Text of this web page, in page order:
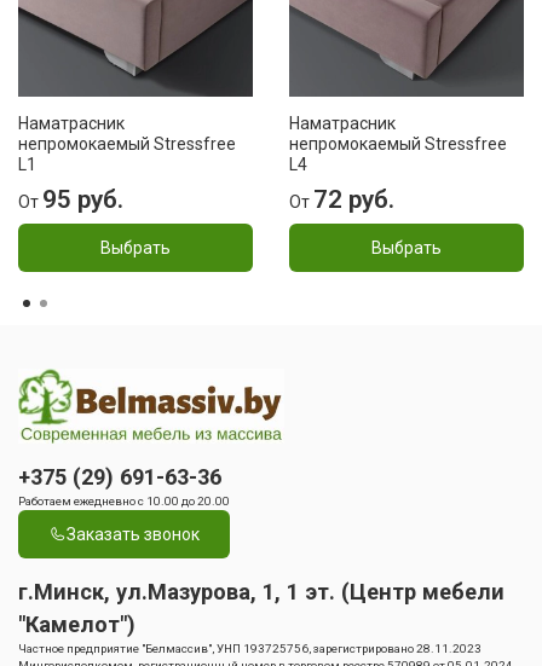
Наматрасник
непромокаемый Stressfree
L1
От 95 руб.
Выбрать
Наматрасник
непромокаемый Stressfree
L4
От 72 руб.
Выбрать
+375 (29) 691-63-36
Работаем ежедневно с 10.00 до 20.00
Заказать звонок
г.Минск, ул.Мазурова, 1, 1 эт. (Центр мебели
"Камелот")
Частное предприятие "Белмассив", УНП 193725756, зарегистрировано 28.11.2023